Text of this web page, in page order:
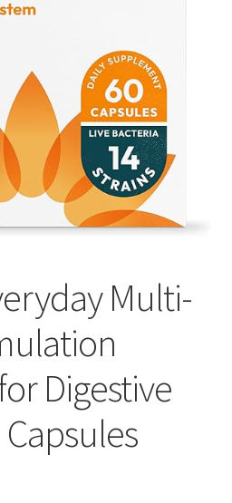
Multi-
Digestive